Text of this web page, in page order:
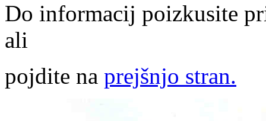
Do informacij poizkusite
ali
pojdite na prejšnjo stran.